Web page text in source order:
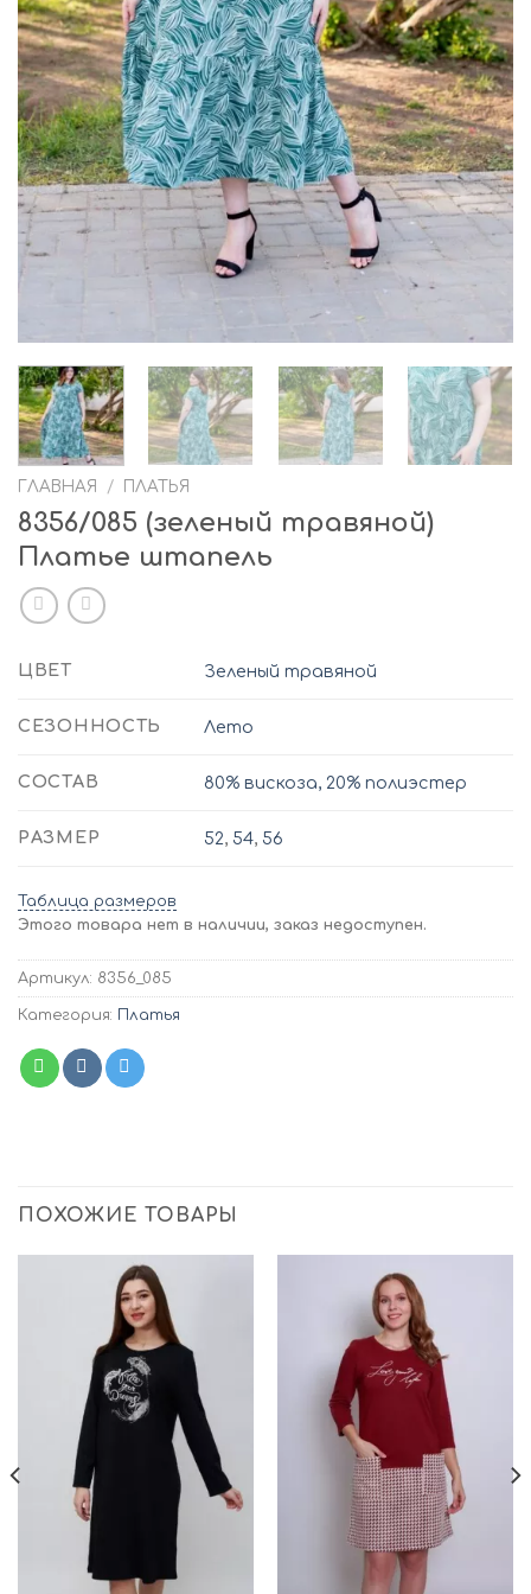
ГЛАВНАЯ / ПЛАТЬЯ
8356/085 (зеленый травяной)
Платье штапель
ЦВЕТ Зеленый травяной
СЕЗОННОСТЬ Лето
СОСТАВ 80% вискоза, 20% полиэстер
РАЗМЕР 52, 54, 56
Таблица размеров
Этого товара нет в наличии, заказ недоступен.
Артикул: 8356_085
Категория: Платья
ПОХОЖИЕ ТОВАРЫ